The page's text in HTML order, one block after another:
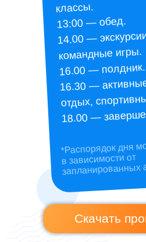
классы.
13:00 — обед.
14.00 —
командные игры.
16.00 — полдник.
16.30 —
отдых,
18.00 —
*Распорядок дня
в зависимости от
запланированных
Скачать